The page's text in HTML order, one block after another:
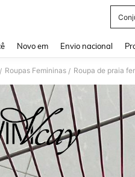
Novo em Envio nacional
/ Roupas Femininas / Roupa de praia